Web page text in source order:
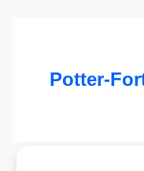
Potter-